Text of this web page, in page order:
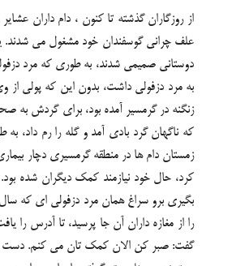
از روزگاران گذشته تا کنون ، دام داران
علف چرانی گوسفندان خود مشغول می شدند.
دوستانی صمیمی شدند، به طوری که مرد
به مرد دزفولی داشت، بدون این که پولی از
زنگنه در گرمسیر آمده بود، برای گردش به
که ناگهان گرد بادی آمد و گله را رم داد،
زمستان دام ها در منطقه گرمسیری دچار
کرد، حال خود نیازمند کمک دیگران شده
بگیری برو سراغ همان مرد دزفولی ای که
را از مغازه داران آن جا پرسید، تا آدرس را
گفت: صبر کن الان کمک تان می کنم. دست برد